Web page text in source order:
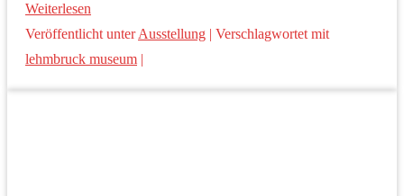
Weiterlesen
Veröffentlicht unter Ausstellung | Verschlagwortet mit
lehmbruck museum |